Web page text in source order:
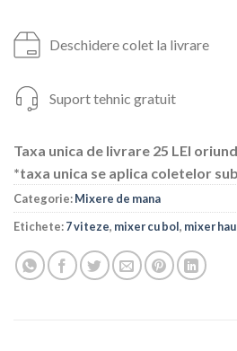
Deschidere colet la livrare
Suport tehnic gratuit
Taxa unica de livrare 25 LEI
*taxa unica se aplica coletelor
Categorie:Mixere de mana
Etichete:7 viteze, mixer cu bol, mixer